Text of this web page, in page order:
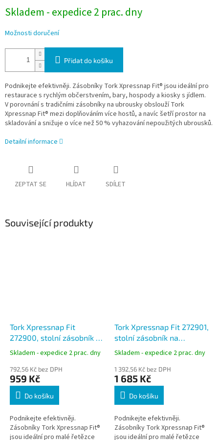
Skladem - expedice 2 prac. dny
Možnosti doručení
Přidat do košíku
Podnikejte efektivněji. Zásobníky Tork Xpressnap Fit® jsou ideální pro
restaurace s rychlým občerstvením, bary, hospody a kiosky s jídlem.
V porovnání s tradičními zásobníky na ubrousky obslouží Tork
Xpressnap Fit® mezi doplňováním více hostů, a navíc šetří prostor na
skladování a snižuje o více než 50 % vyhazování nepoužitých ubrousků.
Detailní informace
ZEPTAT SE HLÍDAT SDÍLET
Související produkty
Tork Xpressnap Fit
272900, stolní zásobník na
ubrousky černý, N14
Skladem - expedice 2 prac. dny
792,56 Kč bez DPH
959 Kč
Do košíku
Podnikejte efektivněji.
Zásobníky Tork Xpressnap Fit®
jsou ideální pro malé řetězce
Tork Xpressnap Fit 272901,
stolní zásobník na
ubrousky černý, N14
Skladem - expedice 2 prac. dny
1 392,56 Kč bez DPH
1 685 Kč
Do košíku
Podnikejte efektivněji.
Zásobníky Tork Xpressnap Fit®
jsou ideální pro malé řetězce